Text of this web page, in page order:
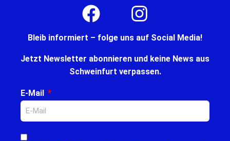
Bleib informiert – folge uns auf Social Media!
Jetzt Newsletter abonnieren und keine News aus
Schweinfurt verpassen.
E-Mail